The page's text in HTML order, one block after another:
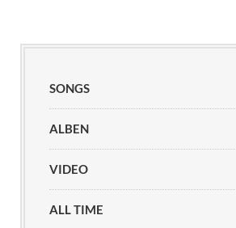
SONGS
ALBEN
VIDEO
ALL TIME